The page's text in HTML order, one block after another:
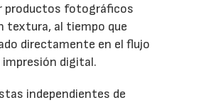
productos fotográficos
textura, al tiempo que
directamente en el flujo
impresión digital.
independientes de